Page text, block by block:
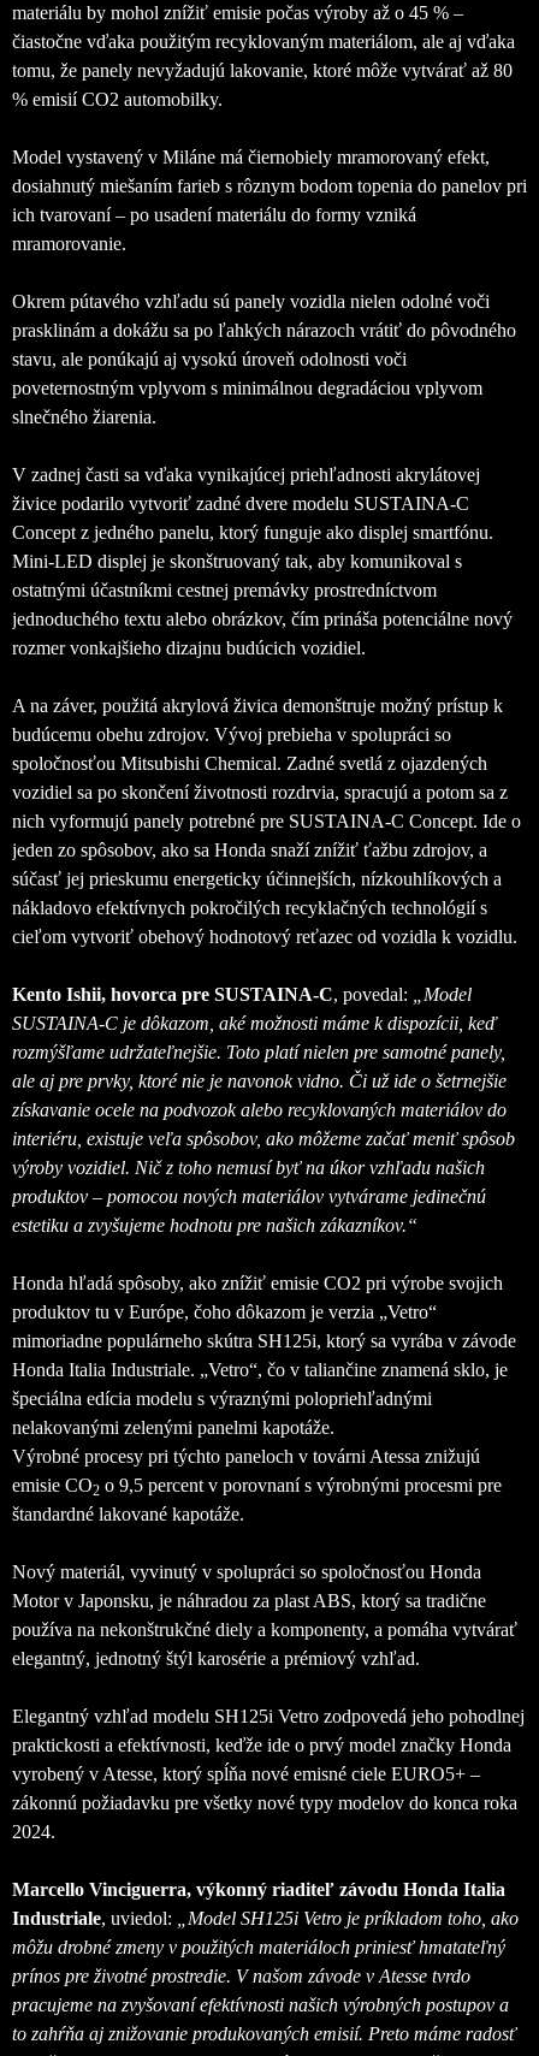
materiálu by mohol znížiť emisie počas výroby až o 45 % –
čiastočne vďaka použitým recyklovaným materiálom, ale aj vďaka
tomu, že panely nevyžadujú lakovanie, ktoré môže vytvárať až 80
% emisií CO2 automobilky.
Model vystavený v Miláne má čiernobiely mramorovaný efekt,
dosiahnutý miešaním farieb s rôznym bodom topenia do panelov pri
ich tvarovaní – po usadení materiálu do formy vzniká
mramorovanie.
Okrem pútavého vzhľadu sú panely vozidla nielen odolné voči
prasklinám a dokážu sa po ľahkých nárazoch vrátiť do pôvodného
stavu, ale ponúkajú aj vysokú úroveň odolnosti voči
poveternostným vplyvom s minimálnou degradáciou vplyvom
slnečného žiarenia.
V zadnej časti sa vďaka vynikajúcej priehľadnosti akrylátovej
živice podarilo vytvoriť zadné dvere modelu SUSTAINA-C
Concept z jedného panelu, ktorý funguje ako displej smartfónu.
Mini-LED displej je skonštruovaný tak, aby komunikoval s
ostatnými účastníkmi cestnej premávky prostredníctvom
jednoduchého textu alebo obrázkov, čím prináša potenciálne nový
rozmer vonkajšieho dizajnu budúcich vozidiel.
A na záver, použitá akrylová živica demonštruje možný prístup k
budúcemu obehu zdrojov. Vývoj prebieha v spolupráci so
spoločnosťou Mitsubishi Chemical. Zadné svetlá z ojazdených
vozidiel sa po skončení životnosti rozdrvia, spracujú a potom sa z
nich vyformujú panely potrebné pre SUSTAINA-C Concept. Ide o
jeden zo spôsobov, ako sa Honda snaží znížiť ťažbu zdrojov, a
súčasť jej prieskumu energeticky účinnejších, nízkouhlíkových a
nákladovo efektívnych pokročilých recyklačných technológií s
cieľom vytvoriť obehový hodnotový reťazec od vozidla k vozidlu.
Kento Ishii, hovorca pre SUSTAINA-C, povedal:
„Model
SUSTAINA-C je dôkazom, aké možnosti máme k dispozícii, keď
rozmýšľame udržateľnejšie. Toto platí nielen pre samotné panely,
ale aj pre prvky, ktoré nie je navonok vidno. Či už ide o šetrnejšie
získavanie ocele na podvozok alebo recyklovaných materiálov do
interiéru, existuje veľa spôsobov, ako môžeme začať meniť spôsob
výroby vozidiel. Nič z toho nemusí byť na úkor vzhľadu našich
produktov – pomocou nových materiálov vytvárame jedinečnú
estetiku a zvyšujeme hodnotu pre našich zákazníkov.“
Honda hľadá spôsoby, ako znížiť emisie CO2 pri výrobe svojich
produktov tu v Európe, čoho dôkazom je verzia „Vetro“
mimoriadne populárneho skútra SH125i, ktorý sa vyrába v závode
Honda Italia Industriale. „Vetro“, čo v taliančine znamená sklo, je
špeciálna edícia modelu s výraznými polopriehľadnými
nelakovanými zelenými panelmi kapotáže.
Výrobné procesy pri týchto paneloch v továrni Atessa znižujú
emisie CO2 o 9,5 percent v porovnaní s výrobnými procesmi pre
štandardné lakované kapotáže.
Nový materiál, vyvinutý v spolupráci so spoločnosťou Honda
Motor v Japonsku, je náhradou za plast ABS, ktorý sa tradične
používa na nekonštrukčné diely a komponenty, a pomáha vytvárať
elegantný, jednotný štýl karosérie a prémiový vzhľad.
Elegantný vzhľad modelu SH125i Vetro zodpovedá jeho pohodlnej
praktickosti a efektívnosti, keďže ide o prvý model značky Honda
vyrobený v Atesse, ktorý spĺňa nové emisné ciele EURO5+ –
zákonnú požiadavku pre všetky nové typy modelov do konca roka
2024.
Marcello Vinciguerra, výkonný riaditeľ závodu Honda Italia
Industriale, uviedol:
„Model SH125i Vetro je príkladom toho, ako
môžu drobné zmeny v použitých materiáloch priniesť hmatateľný
prínos pre životné prostredie. V našom závode v Atesse tvrdo
pracujeme na zvyšovaní efektívnosti našich výrobných postupov a
to zahŕňa aj znižovanie produkovaných emisií. Preto máme radosť